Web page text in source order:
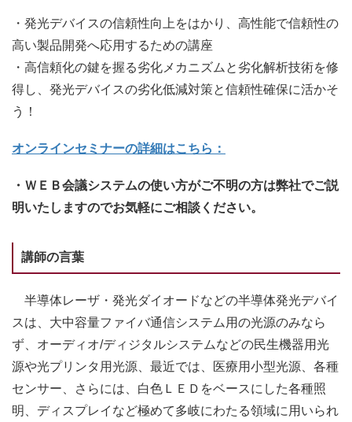
・発光デバイスの信頼性向上をはかり、高性能で信頼性の
高い製品開発へ応用するための講座
・高信頼化の鍵を握る劣化メカニズムと劣化解析技術を修
得し、発光デバイスの劣化低減対策と信頼性確保に活かそ
う！
オンラインセミナーの詳細はこちら：
・ＷＥＢ会議システムの使い方がご不明の方は弊社でご説
明いたしますのでお気軽にご相談ください。
講師の言葉
半導体レーザ・発光ダイオードなどの半導体発光デバイ
スは、大中容量ファイバ通信システム用の光源のみなら
ず、オーディオ/ディジタルシステムなどの民生機器用光
源や光プリンタ用光源、最近では、医療用小型光源、各種
センサー、さらには、白色ＬＥＤをベースにした各種照
明、ディスプレイなど極めて多岐にわたる領域に用いられ